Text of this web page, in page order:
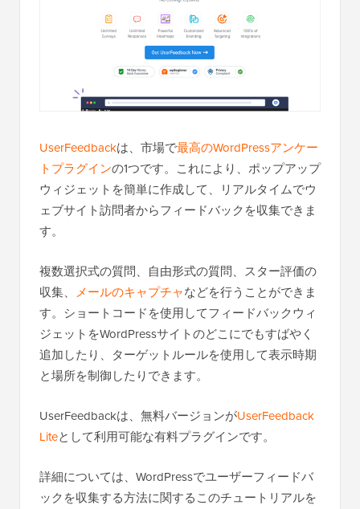
UserFeedbackは、市場で最高のWordPressアンケー
トプラグインの1つです。これにより、ポップアップ
ウィジェットを簡単に作成して、リアルタイムでウ
ェブサイト訪問者からフィードバックを収集できま
す。
複数選択式の質問、自由形式の質問、スター評価の
収集、 メールのキャプチャなどを行うことができま
す。ショートコードを使用してフィードバックウィ
ジェットをWordPressサイトのどこにでもすばやく
追加したり、ターゲットルールを使用して表示時期
と場所を制御したりできます。
UserFeedbackは、無料バージョンがUserFeedback
Liteとして利用可能な有料プラグインです。
詳細については、WordPressでユーザーフィードバ
ックを収集する方法に関するこのチュートリアルを